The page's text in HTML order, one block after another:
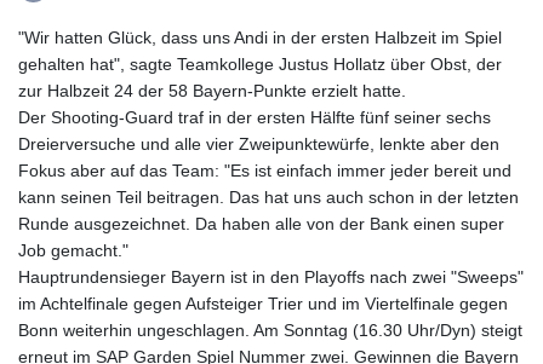
"Wir hatten Glück, dass uns Andi in der ersten Halbzeit im Spiel
gehalten hat", sagte Teamkollege Justus Hollatz über Obst, der
zur Halbzeit 24 der 58 Bayern-Punkte erzielt hatte.
Der Shooting-Guard traf in der ersten Hälfte fünf seiner sechs
Dreierversuche und alle vier Zweipunktewürfe, lenkte aber den
Fokus aber auf das Team: "Es ist einfach immer jeder bereit und
kann seinen Teil beitragen. Das hat uns auch schon in der letzten
Runde ausgezeichnet. Da haben alle von der Bank einen super
Job gemacht."
Hauptrundensieger Bayern ist in den Playoffs nach zwei "Sweeps"
im Achtelfinale gegen Aufsteiger Trier und im Viertelfinale gegen
Bonn weiterhin ungeschlagen. Am Sonntag (16.30 Uhr/Dyn) steigt
erneut im SAP Garden Spiel Nummer zwei. Gewinnen die Bayern